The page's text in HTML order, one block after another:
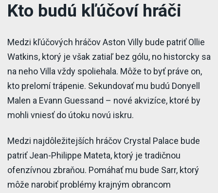
Kto budú kľúčoví hráči
Medzi kľúčových hráčov Aston Villy bude patriť Ollie
Watkins, ktorý je však zatiaľ bez gólu, no historcky sa
na neho Villa vždy spoliehala. Môže to byť práve on,
kto prelomí trápenie. Sekundovať mu budú Donyell
Malen a Evann Guessand – nové akvizíce, ktoré by
mohli vniesť do útoku novú iskru.
Medzi najdôležitejších hráčov Crystal Palace bude
patriť Jean-Philippe Mateta, ktorý je tradičnou
ofenzívnou zbraňou. Pomáhať mu bude Sarr, ktorý
môže narobiť problémy krajným obrancom